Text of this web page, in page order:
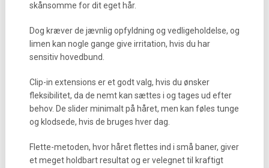
skånsomme for dit eget hår.
Dog kræver de jævnlig opfyldning og vedligeholdelse, og
limen kan nogle gange give irritation, hvis du har
sensitiv hovedbund.
Clip-in extensions er et godt valg, hvis du ønsker
fleksibilitet, da de nemt kan sættes i og tages ud efter
behov. De slider minimalt på håret, men kan føles tunge
og klodsede, hvis de bruges hver dag.
Flette-metoden, hvor håret flettes ind i små baner, giver
et meget holdbart resultat og er velegnet til kraftigt